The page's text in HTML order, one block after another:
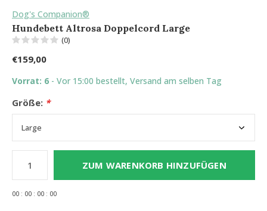
Dog's Companion®
Hundebett Altrosa Doppelcord Large
(0)
€159,00
Vorrat: 6 - Vor 15:00 bestellt, Versand am selben Tag
Größe: *
ZUM WARENKORB HINZUFÜGEN
00 : 00 : 00 : 00